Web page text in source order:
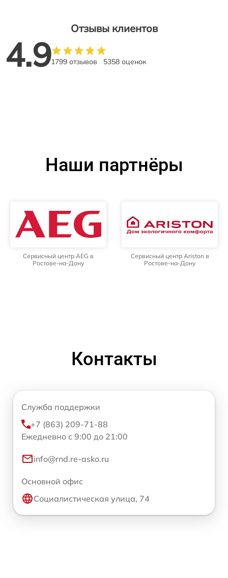
Отзывы клиентов
4.91799 отзывов 5358 оценок
Наши партнёры
Сервисный центр AEG в
Ростове-на-Дону
Сервисный центр Ariston в
Ростове-на-Дону
Контакты
Служба поддержки
+7 (863) 209-71-88
Ежедневно с 9:00 до 21:00
info@rnd.re-asko.ru
Основной офис
Социалистическая улица, 74